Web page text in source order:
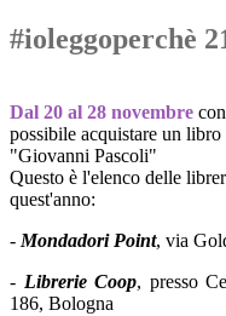
#ioleggoperchè
Dal 20 al 28 novembre
possibile acquistare un
"Giovanni Pascoli"
Questo è l'elenco delle
quest'anno:
- Mondadori Point, via
- Librerie Coop, presso
186, Bologna